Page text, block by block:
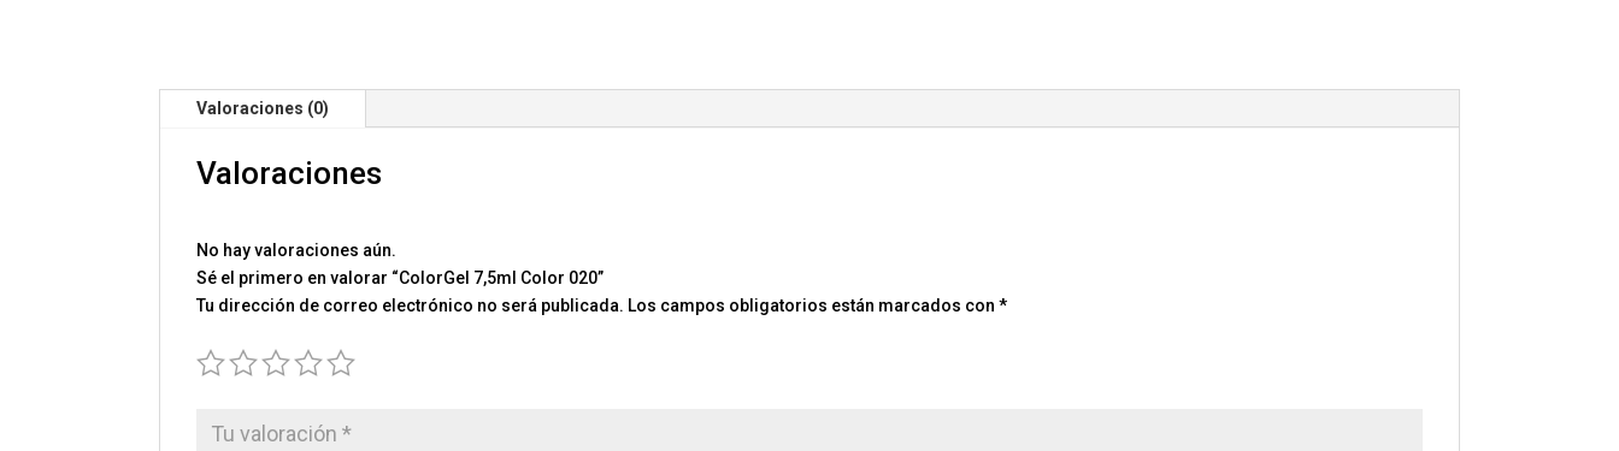
Valoraciones (0)
Valoraciones
No hay valoraciones aún.
Sé el primero en valorar “ColorGel 7,5ml Color 020”
Tu dirección de correo electrónico no será publicada. Los campos obligatorios están marcados con *